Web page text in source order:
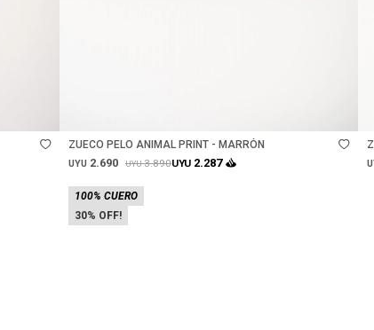
ZUECO PELO ANIMAL PRINT - MARRÓN
UYU 2.690 UYU3.890UYU 2.287
30
100% CUERO